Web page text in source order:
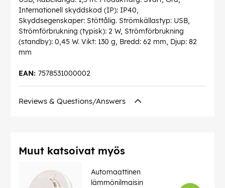
Internationell skyddskod (IP): IP40,
Skyddsegenskaper: Stöttålig. Strömkällastyp: USB,
Strömförbrukning (typisk): 2 W, Strömförbrukning
(standby): 0,45 W. Vikt: 130 g, Bredd: 62 mm, Djup: 82
mm
7578531000002
EAN:
Reviews & Questions/Answers
Muut katsoivat myös
Automaattinen
lämmönilmaisin